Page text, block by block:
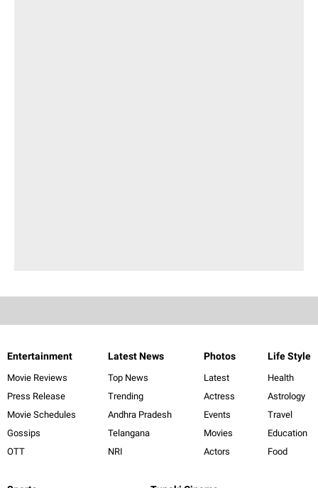
Entertainment
Movie Reviews
Press Release
Movie Schedules
Gossips
OTT
Latest News
Top News
Trending
Andhra Pradesh
Telangana
NRI
Photos
Latest
Actress
Events
Movies
Actors
Life Style
Health
Astrology
Travel
Education
Food